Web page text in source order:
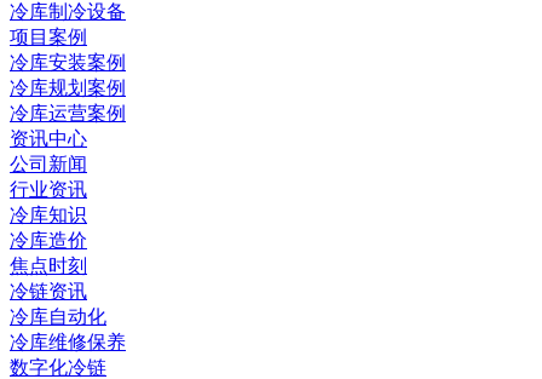
冷库制冷设备
项目案例
冷库安装案例
冷库规划案例
冷库运营案例
资讯中心
公司新闻
行业资讯
冷库知识
冷库造价
焦点时刻
冷链资讯
冷库自动化
冷库维修保养
数字化冷链